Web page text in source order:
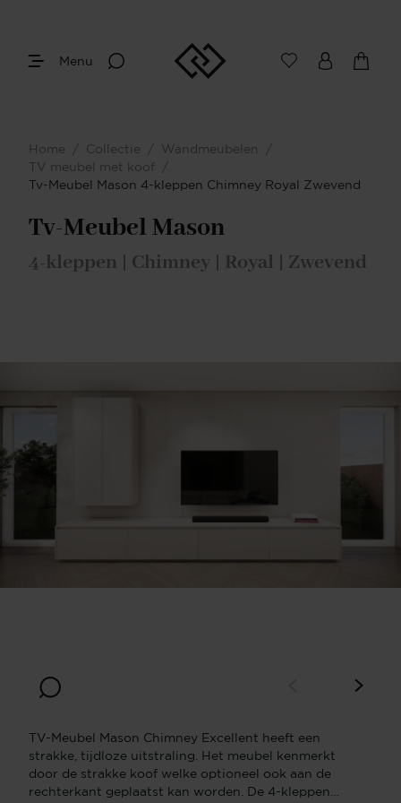
Menu
Home / Collectie / Wandmeubelen
/
TV meubel met koof
/
Tv-Meubel Mason 4-kleppen Chimney Royal Zwevend
Tv-Meubel Mason
4-kleppen | Chimney | Royal | Zwevend
TV-Meubel Mason Chimney Excellent heeft een
strakke, tijdloze uitstraling. Het meubel kenmerkt
door de strakke koof welke optioneel ook aan de
rechterkant geplaatst kan worden. De 4-kleppen
Afmetingen
Je bent gestart met het samenstellen van
jouw eigen TV-meubel met koof. Begin
afmetingen.
Meer info
Breedte